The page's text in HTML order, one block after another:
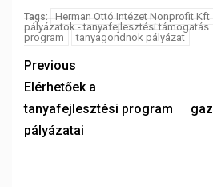
Tags: Herman Ottó Intézet Nonprofit Kft
pályázatok - tanyafejlesztési támogatás
program
tanyagondnok pályázat
Previous
Elérhetőek a
tanyafejlesztési program
pályázatai